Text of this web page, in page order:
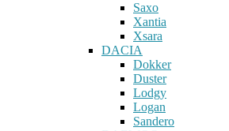
Saxo
Xantia
Xsara
DACIA
Dokker
Duster
Lodgy
Logan
Sandero